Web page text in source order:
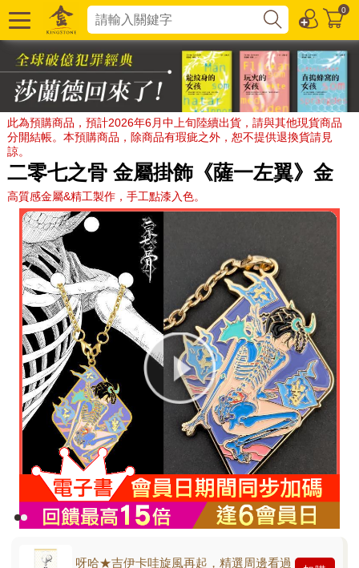
0
此為預購商品，預計2026年6月中上旬陸續出貨，請與其他現貨商品
分開結帳。本預購商品，除商品有瑕疵之外，恕不提供退換貨請見
諒。
二零七之骨 金屬掛飾《薩一左翼》金
高質感金屬&精工製作，手工點漆入色。
呀哈★吉伊卡哇旋風再起，精選周邊看過